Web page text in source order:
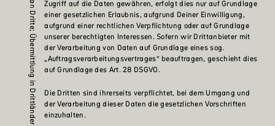
Zugriff auf die Daten gewähren, erfolgt dies nur auf Grundlage
einer gesetzlichen Erlaubnis, aufgrund Deiner Einwilligung,
aufgrund einer rechtlichen Verpflichtung oder auf Grundlage
unserer berechtigten Interessen. Sofern wir Drittanbieter mit
der Verarbeitung von Daten auf Grundlage eines sog.
„Auftragsverarbeitungsvertrages“ beauftragen, geschieht dies
auf Grundlage des Art. 28 DSGVO.
Die Dritten sind ihrerseits verpflichtet, bei dem Umgang und
der Verarbeitung dieser Daten die gesetzlichen Vorschriften
einzuhalten.